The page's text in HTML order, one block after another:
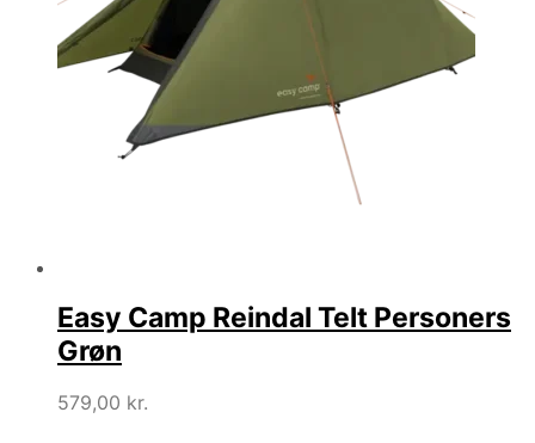
Easy Camp Reindal Telt Personers
Grøn
579,00 kr.